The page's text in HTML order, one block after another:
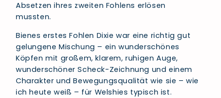
Absetzen ihres zweiten Fohlens erlösen
mussten.
Bienes erstes Fohlen Dixie war eine richtig gut
gelungene Mischung – ein wunderschönes
Köpfen mit großem, klarem, ruhigen Auge,
wunderschöner Scheck-Zeichnung und einem
Charakter und Bewegungsqualität wie sie – wie
ich heute weiß – für Welshies typisch ist.